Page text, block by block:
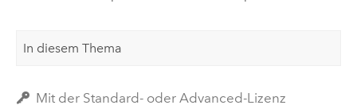
In diesem Thema
Mit der Standard- oder Advanced-Lizenz